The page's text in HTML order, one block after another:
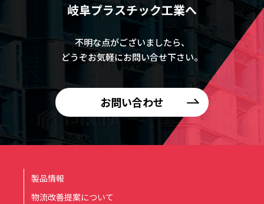
岐阜プラスチック工業へ
不明な点がございましたら、
どうぞお気軽にお問い合せ下さい。
お問い合わせ
製品情報
物流改善提案について